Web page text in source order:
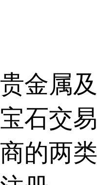
贵金属及
宝石交易
商的两类